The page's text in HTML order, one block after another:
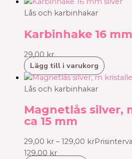
Lås och karbinhakar
Karbinhake 16
29,00kr
Lägg till i varukorg
Lås och karbinhakar
Magnetlås silver,
ca 15 mm
29,00 kr – 129,00 kr
129,00 kr